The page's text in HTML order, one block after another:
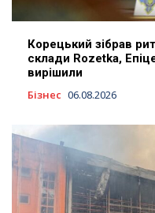
Корецький зібрав
склади Rozetka,
вирішили
Бізнес 06.08.2026